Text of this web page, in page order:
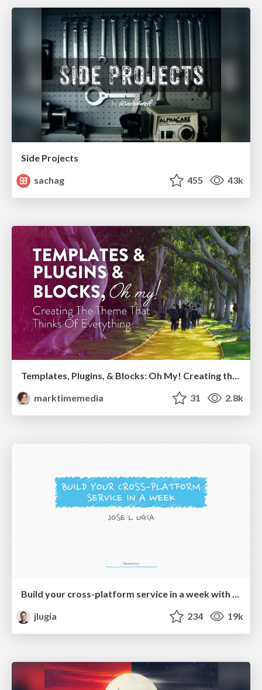
Side Projects
sachag
455 43k
Templates, Plugins, & Blocks: Oh My! Creating the theme that thinks of everything
marktimemedia
31 2.8k
jlugia
234 19k